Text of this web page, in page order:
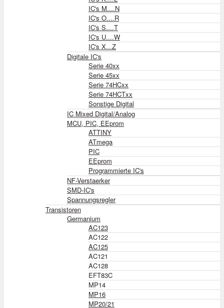
IC's M....N
IC's O....R
IC's S....T
IC's U....W
IC's X...Z
Digitale IC's
Serie 40xx
Serie 45xx
Serie 74HCxx
Serie 74HCTxx
Sonstige Digital
IC Mixed Digital/Analog
MCU, PIC, EEprom
ATTINY
ATmega
PIC
EEprom
Programmierte IC's
NF-Verstaerker
SMD-IC's
Spannungsregler
Transistoren
Germanium
AC123
AC122
AC125
AC121
AC128
EFT83C
MP14
MP16
MP20/21